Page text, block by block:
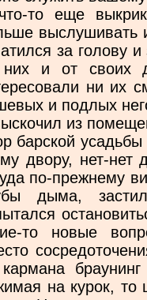
то еще
выслушивать
за голову
и от своих
ни их
и подлых
из
барской
двору, нет-нет
по-прежнему
дыма,
то новые
на курок, то